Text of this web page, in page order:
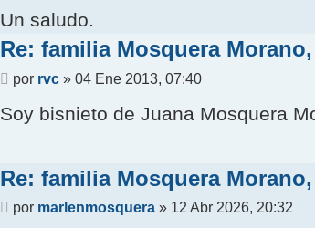
Un saludo.
Re: familia Mosquera
Mensaje
por rvc » 04 Ene 2013, 07:40
Soy bisnieto de Juana Mosquera
Re: familia Mosquera
Mensaje
por marlenmosquera » 12 Abr 2026, 20:32